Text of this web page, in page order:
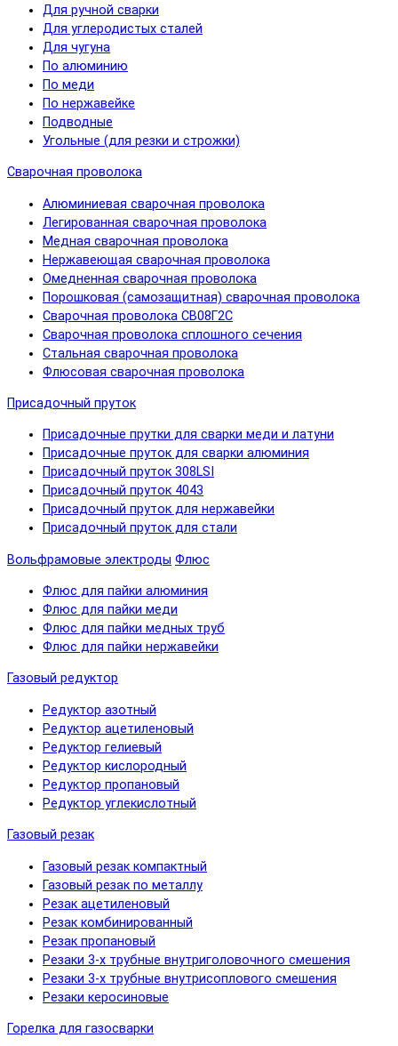
Для ручной сварки
Для углеродистых сталей
Для чугуна
По алюминию
По меди
По нержавейке
Подводные
Угольные (для резки и строжки)
Сварочная проволока
Алюминиевая сварочная проволока
Легированная сварочная проволока
Медная сварочная проволока
Нержавеющая сварочная проволока
Омедненная сварочная проволока
Порошковая (самозащитная) сварочная проволока
Сварочная проволока СВ08Г2С
Сварочная проволока сплошного сечения
Стальная сварочная проволока
Флюсовая сварочная проволока
Присадочный пруток
Присадочные прутки для сварки меди и латуни
Присадочные пруток для сварки алюминия
Присадочный пруток 308LSI
Присадочный пруток 4043
Присадочный пруток для нержавейки
Присадочный пруток для стали
Вольфрамовые электроды Флюс
Флюс для пайки алюминия
Флюс для пайки меди
Флюс для пайки медных труб
Флюс для пайки нержавейки
Газовый редуктор
Редуктор азотный
Редуктор ацетиленовый
Редуктор гелиевый
Редуктор кислородный
Редуктор пропановый
Редуктор углекислотный
Газовый резак
Газовый резак компактный
Газовый резак по металлу
Резак ацетиленовый
Резак комбинированный
Резак пропановый
Резаки 3-х трубные внутриголовочного смешения
Резаки 3-х трубные внутрисоплового смешения
Резаки керосиновые
Горелка для газосварки